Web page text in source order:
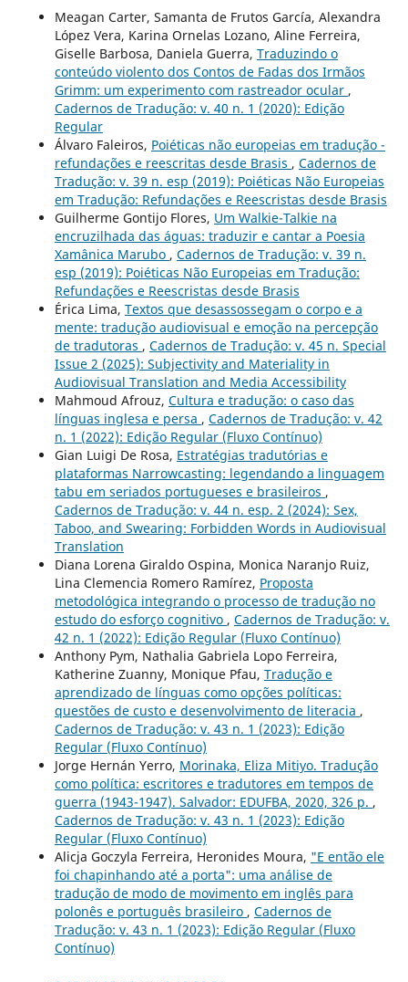
Meagan Carter, Samanta de Frutos García, Alexandra
López Vera, Karina Ornelas Lozano, Aline Ferreira,
Giselle Barbosa, Daniela Guerra, Traduzindo o
conteúdo violento dos Contos de Fadas dos Irmãos
Grimm: um experimento com rastreador ocular ,
Cadernos de Tradução: v. 40 n. 1 (2020): Edição
Regular
Álvaro Faleiros, Poiéticas não europeias em tradução -
refundações e reescritas desde Brasis , Cadernos de
Tradução: v. 39 n. esp (2019): Poiéticas Não Europeias
em Tradução: Refundações e Reescristas desde Brasis
Guilherme Gontijo Flores, Um Walkie-Talkie na
encruzilhada das águas: traduzir e cantar a Poesia
Xamânica Marubo , Cadernos de Tradução: v. 39 n.
esp (2019): Poiéticas Não Europeias em Tradução:
Refundações e Reescristas desde Brasis
Érica Lima, Textos que desassossegam o corpo e a
mente: tradução audiovisual e emoção na percepção
de tradutoras , Cadernos de Tradução: v. 45 n. Special
Issue 2 (2025): Subjectivity and Materiality in
Audiovisual Translation and Media Accessibility
Mahmoud Afrouz, Cultura e tradução: o caso das
línguas inglesa e persa , Cadernos de Tradução: v. 42
n. 1 (2022): Edição Regular (Fluxo Contínuo)
Gian Luigi De Rosa, Estratégias tradutórias e
plataformas Narrowcasting: legendando a linguagem
tabu em seriados portugueses e brasileiros ,
Cadernos de Tradução: v. 44 n. esp. 2 (2024): Sex,
Taboo, and Swearing: Forbidden Words in Audiovisual
Translation
Diana Lorena Giraldo Ospina, Monica Naranjo Ruiz,
Lina Clemencia Romero Ramírez, Proposta
metodológica integrando o processo de tradução no
estudo do esforço cognitivo , Cadernos de Tradução: v.
42 n. 1 (2022): Edição Regular (Fluxo Contínuo)
Anthony Pym, Nathalia Gabriela Lopo Ferreira,
Katherine Zuanny, Monique Pfau, Tradução e
aprendizado de línguas como opções políticas:
questões de custo e desenvolvimento de literacia ,
Cadernos de Tradução: v. 43 n. 1 (2023): Edição
Regular (Fluxo Contínuo)
Jorge Hernán Yerro, Morinaka, Eliza Mitiyo. Tradução
como política: escritores e tradutores em tempos de
guerra (1943-1947). Salvador: EDUFBA, 2020, 326 p. ,
Cadernos de Tradução: v. 43 n. 1 (2023): Edição
Regular (Fluxo Contínuo)
Alicja Goczyla Ferreira, Heronides Moura, "E então ele
foi chapinhando até a porta": uma análise de
tradução de modo de movimento em inglês para
polonês e português brasileiro , Cadernos de
Tradução: v. 43 n. 1 (2023): Edição Regular (Fluxo
Contínuo)